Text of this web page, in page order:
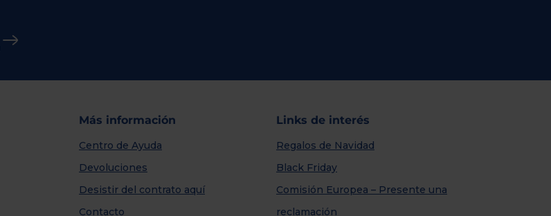
Más información
Centro de Ayuda
Devoluciones
Desistir del contrato aquí
Contacto
Links de interés
Regalos de Navidad
Black Friday
Comisión Europea – Presente una
reclamación